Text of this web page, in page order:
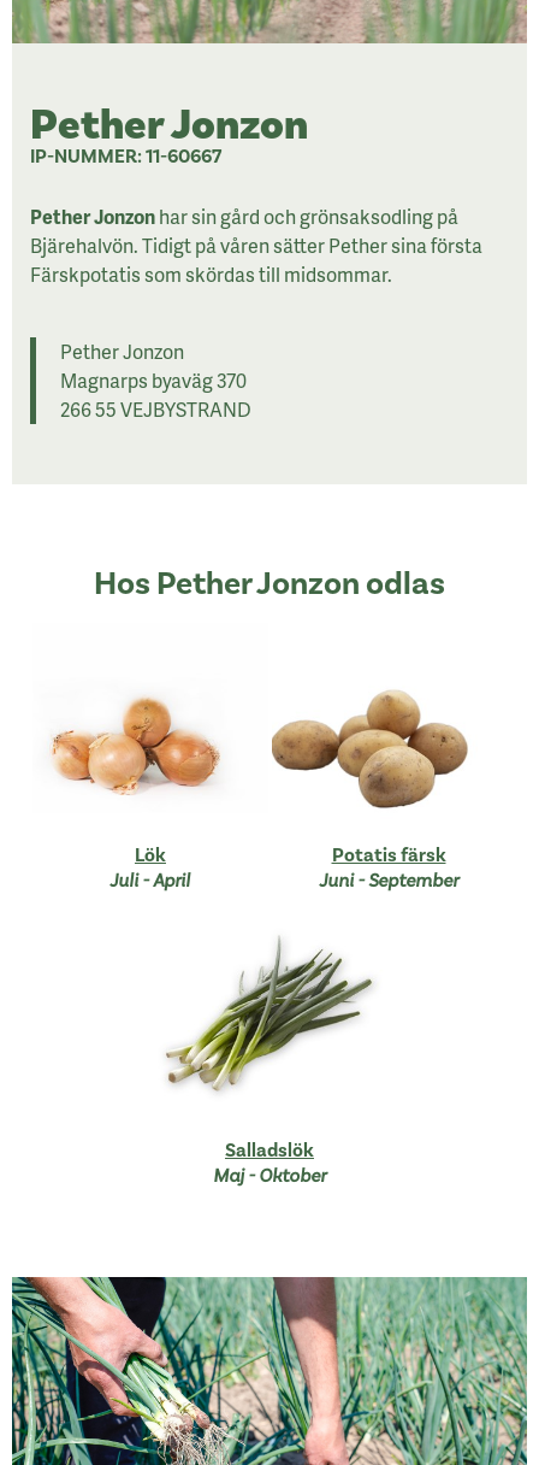
Pether Jonzon
IP-NUMMER: 11-60667
Pether Jonzonhar sin gård och grönsaksodling på
Bjärehalvön. Tidigt på våren sätter Pether sina första
Färskpotatis som skördas till midsommar.
Pether Jonzon
Magnarps byaväg 370
266 55 VEJBYSTRAND
Hos Pether Jonzon odlas
Lök
Juli - April
Potatis färsk
Juni - September
Salladslök
Maj - Oktober